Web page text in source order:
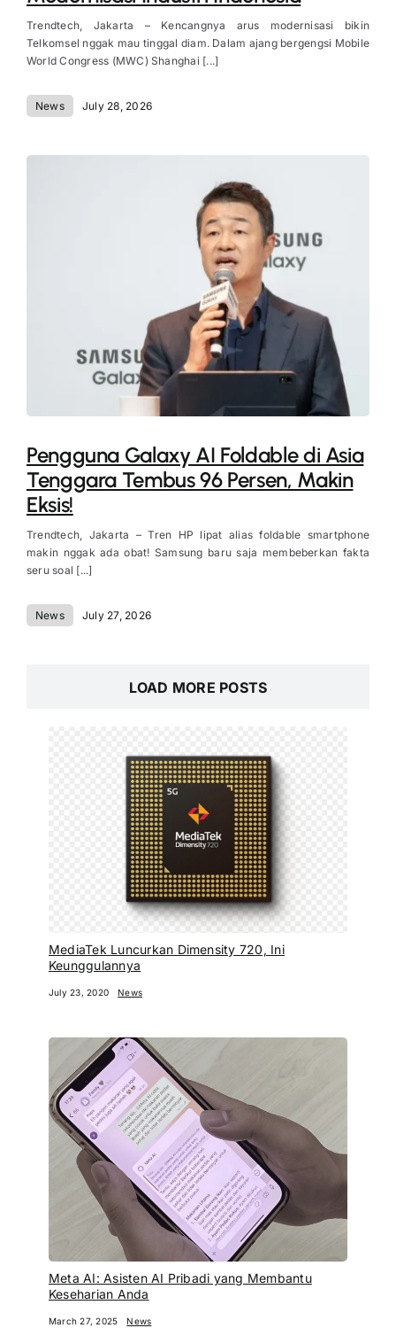
Trendtech, Jakarta – Kencangnya arus modernisasi bikin
Telkomsel nggak mau tinggal diam. Dalam ajang bergengsi Mobile
World Congress (MWC) Shanghai [...]
News July 28, 2026
Pengguna Galaxy AI Foldable di Asia
Tenggara Tembus 96 Persen, Makin
Eksis!
Trendtech, Jakarta – Tren HP lipat alias foldable smartphone
makin nggak ada obat! Samsung baru saja membeberkan fakta
seru soal [...]
News July 27, 2026
LOAD MORE POSTS
MediaTek Luncurkan Dimensity 720, Ini
Keunggulannya
July 23, 2020 News
Meta AI: Asisten AI Pribadi yang Membantu
Keseharian Anda
March 27, 2025 News